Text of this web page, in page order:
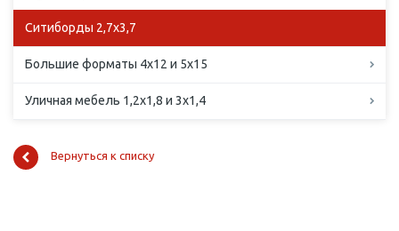
Ситиборды 2,7х3,7
Большие форматы 4х12 и 5х15
Уличная мебель 1,2х1,8 и 3х1,4
Вернуться к списку